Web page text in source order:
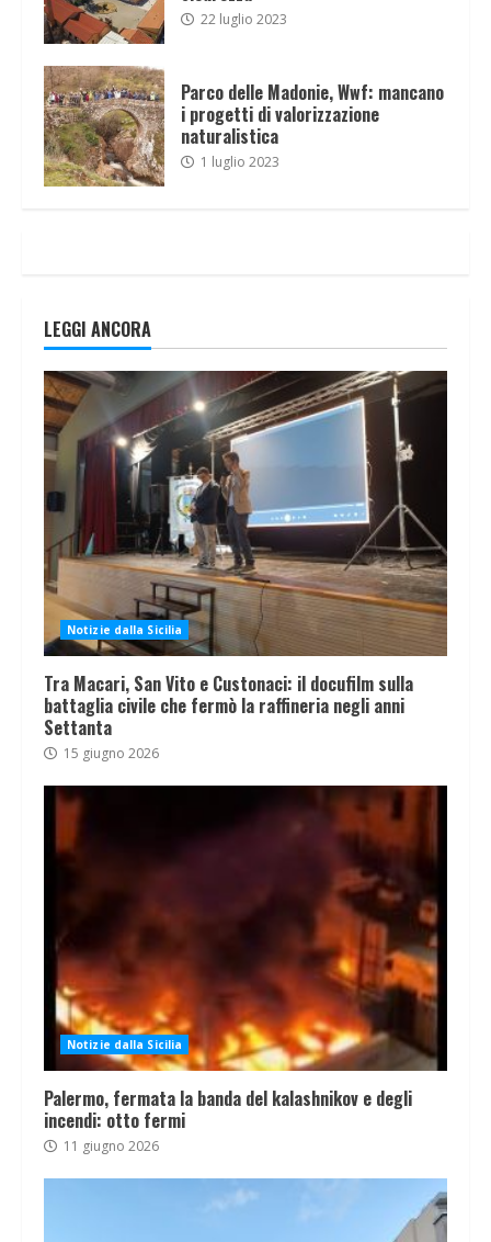
22 luglio 2023
Parco delle Madonie, Wwf: mancano
i progetti di valorizzazione
naturalistica
1 luglio 2023
LEGGI ANCORA
Notizie dalla Sicilia
Tra Macari, San Vito e Custonaci: il docufilm sulla
battaglia civile che fermò la raffineria negli anni
Settanta
15 giugno 2026
Notizie dalla Sicilia
Palermo, fermata la banda del kalashnikov e degli
incendi: otto fermi
11 giugno 2026